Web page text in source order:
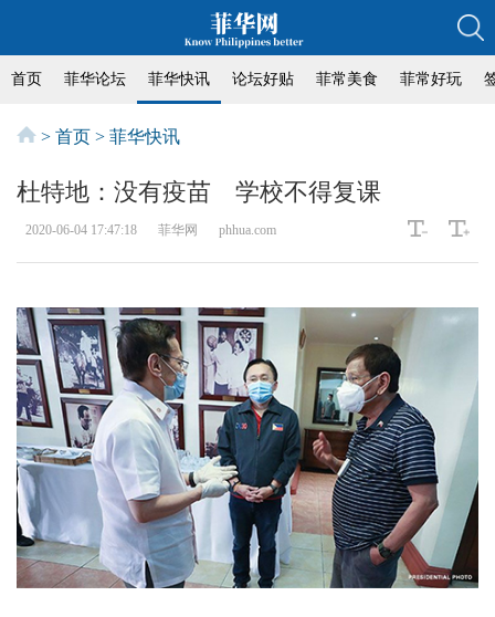
首页 菲华论坛 菲华快讯 论坛好贴 菲常美食 菲常好玩
> 首页 > 菲华快讯
杜特地：没有疫苗 学校不得复课
2020-06-04 17:47:18 菲华网 phhua.com